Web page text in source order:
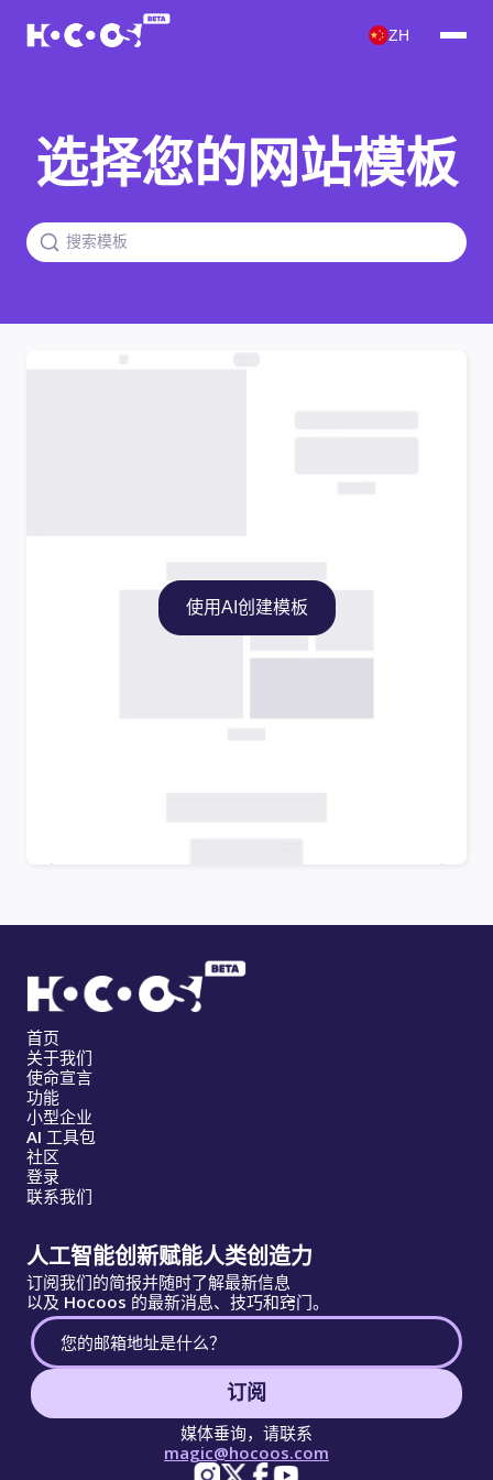
ZH
选择您的网站模板
使用AI创建模板
首页
关于我们
使命宣言
功能
小型企业
AI 工具包
社区
登录
联系我们
人工智能创新赋能人类创造力
订阅我们的简报并随时了解最新信息
以及 Hocoos 的最新消息、技巧和窍门。
订阅
媒体垂询，请联系
magic@hocoos.com